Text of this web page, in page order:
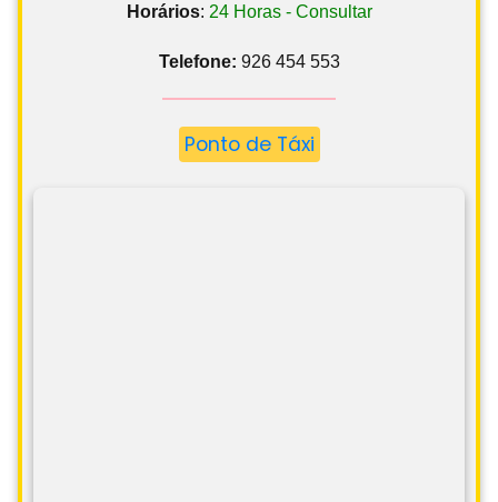
Horários: 24 Horas - Consultar
Telefone: 926 454 553
Ponto de Táxi